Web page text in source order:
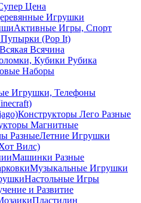
Цена
Игрушки
Активные Игры, Спорт
(Pop It)
Всякая Всячина
Кубики Рубика
Наборы
Игрушки, Телефоны
Конструкторы Лего Разные
Магнитные
РазныеЛетние Игрушки
Вилс)
Машинки Разные
Музыкальные Игрушки
Настольные Игры
и Развитие
Пластилин